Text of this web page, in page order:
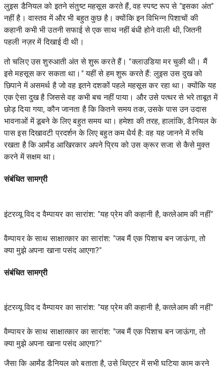
लुइस डैनियल को इतने संतुष्ट महसूस करते हैं, वह स्पष्ट रूप से "इसका अंत"
नहीं है। वास्तव में और भी बहुत कुछ है। क्योंकि इन विभिन्न पिशाचों की
कहानी कभी भी उतनी सफाई से एक साथ नहीं बंधी होने वाली थी, जितनी
पहली नज़र में दिखाई दी थी।
तो चलिए उस शुरुआती अंत से शुरू करते हैं। "क्लाउडिया मर चुकी थी। मैं
इसे महसूस कर सकता था।" यहीं से हम शुरू करते हैं: लुइस उस दुख को
छिपाने में असमर्थ है जो वह इतने दशकों पहले महसूस कर रहा था। क्योंकि यह
एक ऐसा दुख है जिससे वह कभी बच नहीं पाया। और उसे पत्थर से भरे ताबूत में
छोड़ दिया गया, कौन जानता है कि कितने समय तक, उसके पास उन उदास
भावनाओं में डूबने के लिए बहुत समय था। हमेशा की तरह, हालांकि, डैनियल के
पास इस दिखावटी प्रदर्शन के लिए बहुत कम धैर्य है: वह यह जानने में रुचि
रखता है कि आर्मंड आखिरकार अपने प्रिय को उस क्रूर सजा से कैसे मुक्त
करने में सक्षम था।
संबंधित सामग्री
इंटरव्यू विद द वैम्पायर का सारांश: "यह प्रेम की कहानी है, कत्लेआम की नहीं"
वैम्पायर के साथ साक्षात्कार का सारांश: "जब मैं एक पिशाच बन जाऊंगा, तो
क्या मुझे अपना खाना पसंद आएगा?"
संबंधित सामग्री
इंटरव्यू विद द वैम्पायर का सारांश: "यह प्रेम की कहानी है, कत्लेआम की नहीं"
वैम्पायर के साथ साक्षात्कार का सारांश: "जब मैं एक पिशाच बन जाऊंगा, तो
क्या मुझे अपना खाना पसंद आएगा?"
जैसा कि आर्मंड डैनियल को बताता है, उसे थिएटर में सभी घटिया काम करने